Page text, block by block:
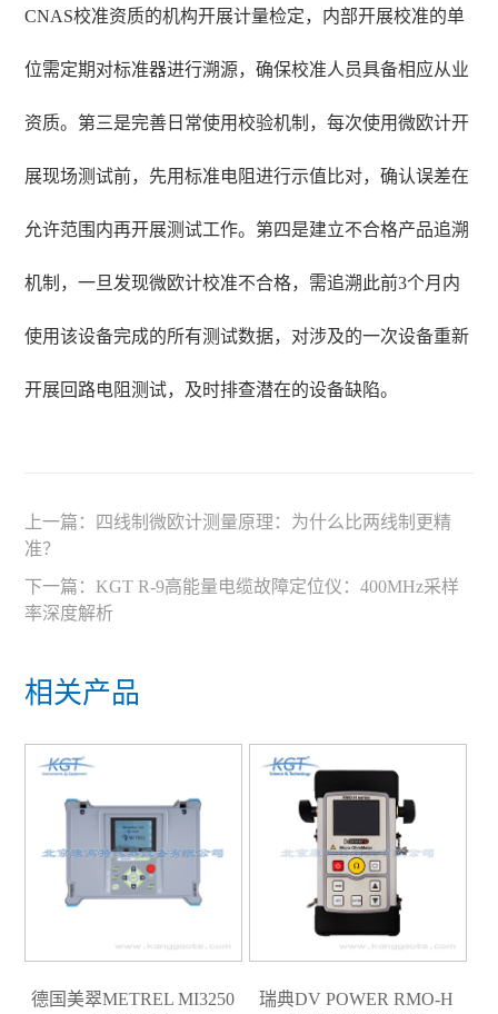
CNAS校准资质的机构开展计量检定，内部开展校准的单
位需定期对标准器进行溯源，确保校准人员具备相应从业
资质。第三是完善日常使用校验机制，每次使用微欧计开
展现场测试前，先用标准电阻进行示值比对，确认误差在
允许范围内再开展测试工作。第四是建立不合格产品追溯
机制，一旦发现微欧计校准不合格，需追溯此前3个月内
使用该设备完成的所有测试数据，对涉及的一次设备重新
开展回路电阻测试，及时排查潜在的设备缺陷。
上一篇： 四线制微欧计测量原理：为什么比两线制更精
准？
下一篇：KGT R-9高能量电缆故障定位仪：400MHz采样
率深度解析
相关产品
德国美翠METREL MI3250
瑞典DV POWER RMO-H